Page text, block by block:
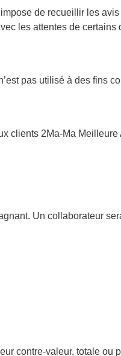
de recueillir les
les attentes de certains
pas utilisé à des fins
clients 2Ma-Ma
Un collaborateur
contre-valeur, totale ou